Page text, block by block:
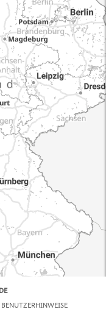
BENUTZERHINWEISE